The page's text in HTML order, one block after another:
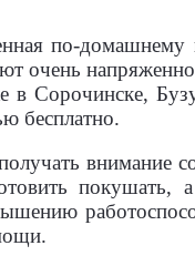
по-домашнему
очень
в Сорочинске,
бесплатно.
внимание
покушать,